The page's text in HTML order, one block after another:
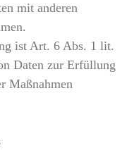
mit anderen
ist Art. 6 Abs. 1 lit.
Daten zur Erfüllung
Maßnahmen